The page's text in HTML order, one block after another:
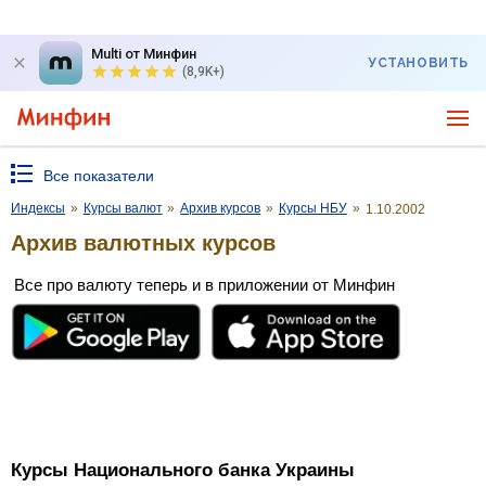
Multi от Минфин
(8,9K+)
УСТАНОВИТЬ
Все показатели
Индексы » Курсы валют » Архив курсов » Курсы НБУ » 1.10.2002
Архив валютных курсов
Все про валюту теперь и в приложении от Минфин
Курсы Национального банка Украины